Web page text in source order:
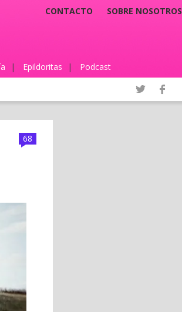
CONTACTO SOBRE NOSOTROS
| Epildoritas | Podcast
68